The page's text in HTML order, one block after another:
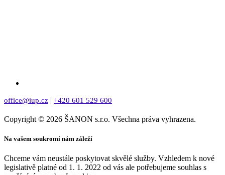
office@iup.cz | +420 601 529 600
Copyright © 2026 ŠANON s.r.o. Všechna práva vyhrazena.
Na vašem soukromí nám záleží
Chceme vám neustále poskytovat skvělé služby. Vzhledem k nové
legislativě platné od 1. 1. 2022 od vás ale potřebujeme souhlas s